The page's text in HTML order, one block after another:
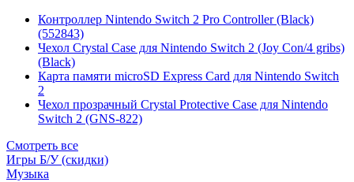
Контроллер Nintendo Switch 2 Pro Controller (Black)
(552843)
Чехол Сrystal Сase для Nintendo Switch 2 (Joy Con/4 gribs)
(Black)
Карта памяти microSD Express Card для Nintendo Switch
2
Чехол прозрачный Crystal Protective Case для Nintendo
Switch 2 (GNS-822)
Смотреть все
Игры Б/У (скидки)
Музыка